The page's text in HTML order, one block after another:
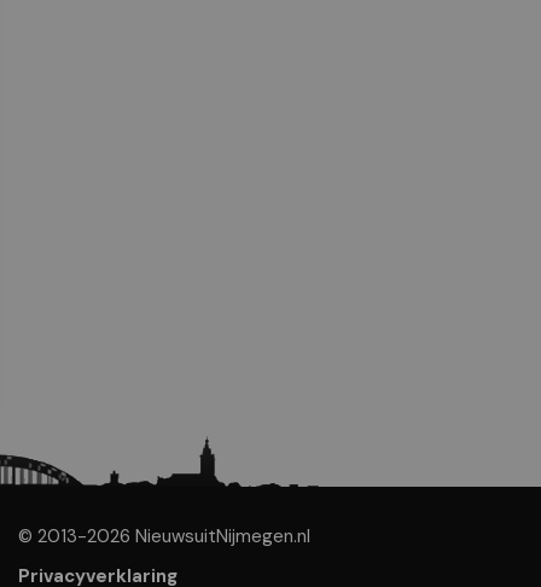
© 2013-2026 NieuwsuitNijmegen.nl
Privacyverklaring